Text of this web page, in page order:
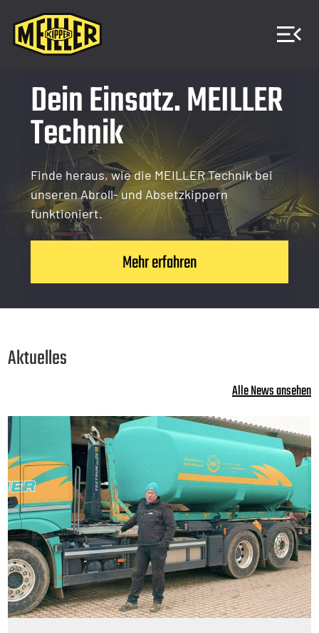
Dein Einsatz. MEILLER
Technik
Finde heraus, wie die MEILLER Technik bei
unseren Abroll- und Absetzkippern
funktioniert.
Mehr erfahren
Aktuelles
Alle News ansehen